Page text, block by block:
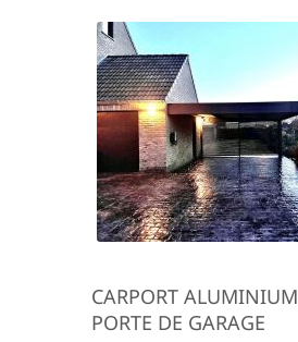
CARPORT
PORTE DE GARAGE